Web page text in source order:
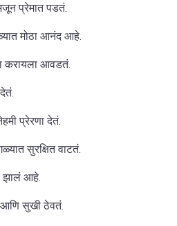
प्रेमात पडतं.
मोठा आनंद आहे.
करायला आवडतं.
प्रेरणा देतं.
सुरक्षित वाटतं.
झालं आहे.
आणि सुखी ठेवतं.